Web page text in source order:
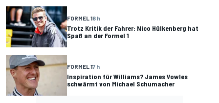
FORMEL 16 h
Trotz Kritik der Fahrer: Nico Hülkenberg hat
Spaß an der Formel 1
FORMEL 17 h
Inspiration für Williams? James Vowles
schwärmt von Michael Schumacher